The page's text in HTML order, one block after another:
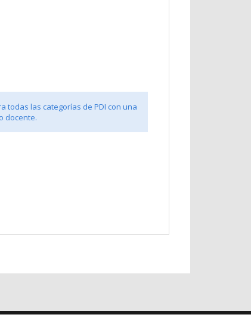
todas las categorías de PDI con una
docente.